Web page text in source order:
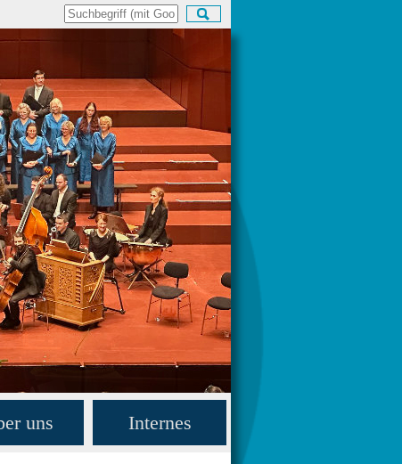
uns Internes